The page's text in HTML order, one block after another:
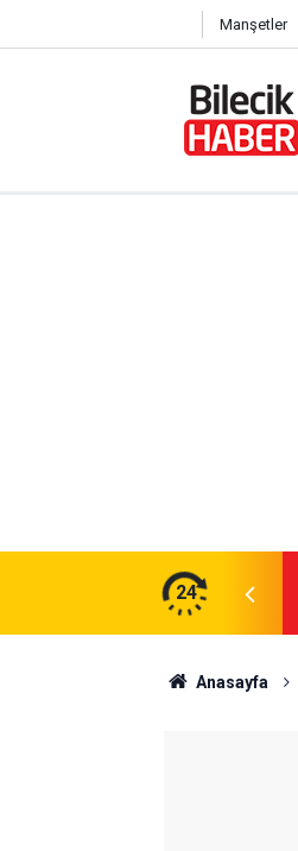
Manşetler
24
Anasayfa